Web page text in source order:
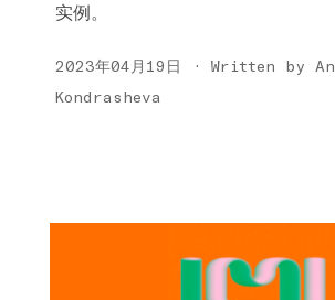
实例。
2023年04月19日 · Written by
Kondrasheva